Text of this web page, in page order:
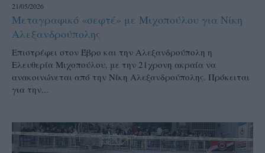
21/05/2026
Μεταγραφικό «σεφτέ» με Μιχοπούλου για Νίκη
Αλεξανδρούπολης
Επιστρέφει στον Έβρο και την Αλεξανδρούπολη η
Ελευθερία Μιχοπούλου, με την 21χρονη ακραία να
ανακοινώνεται από την Νίκη Αλεξανδρούπολης. Πρόκειται
για την...